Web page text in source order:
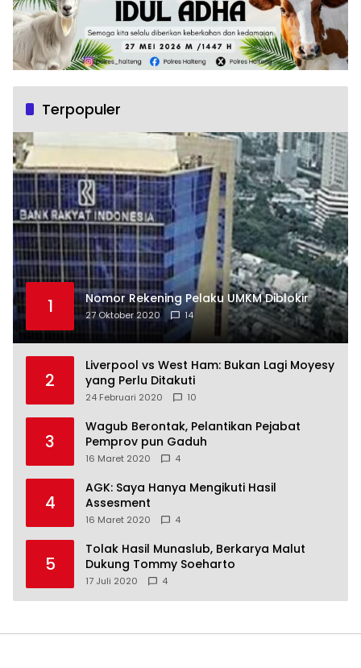
Terpopuler
1 Nomor Rekening Pelaku UMKM Diblokir
27 Oktober 2020 14
2
Liverpool vs West Ham: Bukan Lagi Moyesy
yang Perlu Ditakuti
24 Februari 2020 10
3
Wagub Berontak, Pelantikan Pejabat
Pemprov pun Gaduh
16 Maret 2020 4
4
AGK: Saya Hanya Mengikuti Hasil
Assesment
16 Maret 2020 4
5
Tolak Hasil Munaslub, Berkarya Malut
Dukung Tommy Soeharto
17 Juli 2020 4